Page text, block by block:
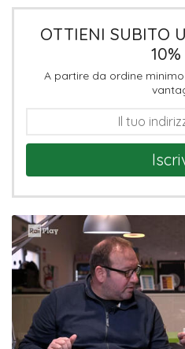
OTTIENI SUBITO
A partire da ordine minimo